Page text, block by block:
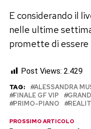
E considerando il
nelle ultime
promette di
Post Views: 2.429
TAG: ALESSANDRA
FINALE GF VIP
PRIMO-PIANO
PROSSIMO ARTICOLO